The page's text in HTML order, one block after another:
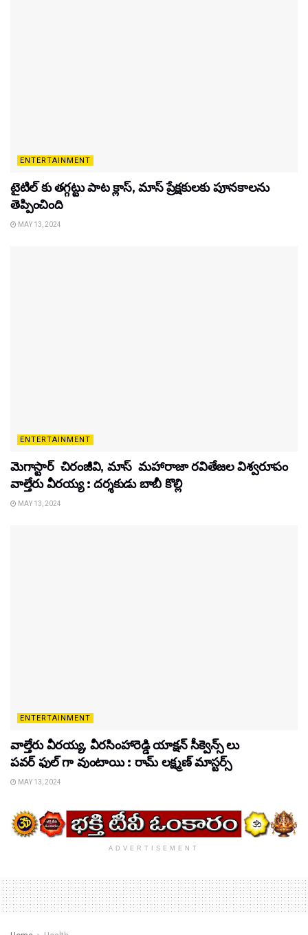
ENTERTAINMENT
టైటిల్‌ కు తగ్గట్టు పాట క్లాస్, మాస్ ప్రేక్షకులకు పూనకాలను
తెప్పించింది
MAY 13, 2024
ENTERTAINMENT
మెగాస్టార్ చిరంజీవి, మాస్ మహారాజా రవితేజల విశ్వరూపం
వాల్తేరు వీరయ్య : దర్శకుడు బాబీ కొల్లి
MAY 13, 2024
ENTERTAINMENT
వాల్తేరు వీరయ్య, వీరసింహారెడ్డి యాక్షన్ సీక్వెన్స్ లు
పవర్ ఫుల్ గా వుంటాయి : రామ్ లక్ష్మణ్ మాస్టర్స్
MAY 13, 2024
ADVERTISEMENT